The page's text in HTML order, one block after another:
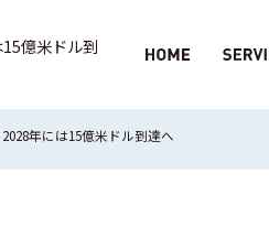
億米ドル到
年には15億米ドル到達へ